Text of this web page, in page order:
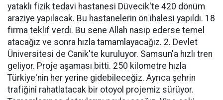
yataklı fizik tedavi hastanesi Düvecik'te 420 dönüm
araziye yapılacak. Bu hastanelerin ön ihalesi yapıldı. 18
firma teklif verdi. Bu sene Allah nasip ederse temel
atacağız ve sonra hızla tamamlayacağız. 2. Devlet
Üniversitesi de Canik'te kuruluyor. Samsun'a hızlı tren
geliyor. Proje aşaması bitti. 250 kilometre hızla
Türkiye'nin her yerine gidebileceğiz. Ayrıca şehrin
trafiğini rahatlatacak bir otoyol projemiz sürüyor.